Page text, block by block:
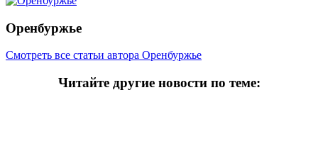
Оренбуржье
Смотреть все статьи автора Оренбуржье
Читайте другие новости по теме: